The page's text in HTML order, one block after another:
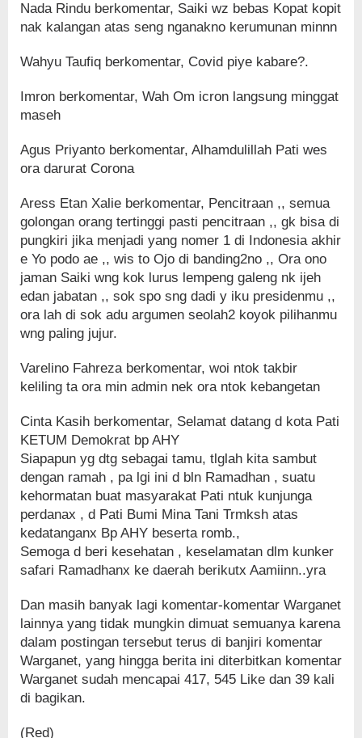
Nada Rindu berkomentar, Saiki wz bebas Kopat kopit
nak kalangan atas seng nganakno kerumunan minnn
Wahyu Taufiq berkomentar, Covid piye kabare?.
Imron berkomentar, Wah Om icron langsung minggat
maseh
Agus Priyanto berkomentar, Alhamdulillah Pati wes
ora darurat Corona
Aress Etan Xalie berkomentar, Pencitraan ,, semua
golongan orang tertinggi pasti pencitraan ,, gk bisa di
pungkiri jika menjadi yang nomer 1 di Indonesia akhir
e Yo podo ae ,, wis to Ojo di banding2no ,, Ora ono
jaman Saiki wng kok lurus lempeng galeng nk ijeh
edan jabatan ,, sok spo sng dadi y iku presidenmu ,,
ora lah di sok adu argumen seolah2 koyok pilihanmu
wng paling jujur.
Varelino Fahreza berkomentar, woi ntok takbir
keliling ta ora min admin nek ora ntok kebangetan
Cinta Kasih berkomentar, Selamat datang d kota Pati
KETUM Demokrat bp AHY
Siapapun yg dtg sebagai tamu, tlglah kita sambut
dengan ramah , pa lgi ini d bln Ramadhan , suatu
kehormatan buat masyarakat Pati ntuk kunjunga
perdanax , d Pati Bumi Mina Tani Trmksh atas
kedatanganx Bp AHY beserta romb.,
Semoga d beri kesehatan , keselamatan dlm kunker
safari Ramadhanx ke daerah berikutx Aamiinn..yra
Dan masih banyak lagi komentar-komentar Warganet
lainnya yang tidak mungkin dimuat semuanya karena
dalam postingan tersebut terus di banjiri komentar
Warganet, yang hingga berita ini diterbitkan komentar
Warganet sudah mencapai 417, 545 Like dan 39 kali
di bagikan.
(Red)